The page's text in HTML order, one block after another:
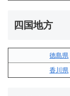
四国地方
徳島県
香川県